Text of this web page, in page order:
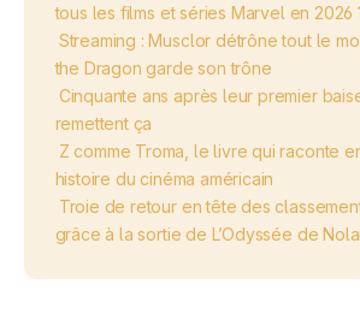
tous les films et séries Marvel en 2026
Streaming : Musclor détrône tout le
the Dragon garde son trône
Cinquante ans après leur premier
remettent ça
Z comme Troma, le livre qui raconte
histoire du cinéma américain
Troie de retour en tête des
grâce à la sortie de L’Odyssée de